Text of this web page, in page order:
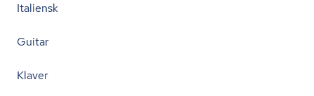
Italiensk
Guitar
Klaver